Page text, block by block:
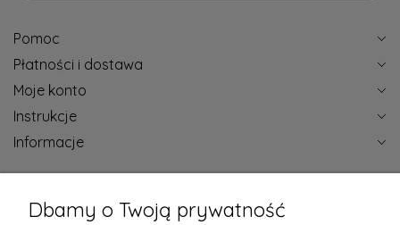
Pomoc
Płatności i dostawa
Moje konto
Instrukcje
Informacje
Dbamy o Twoją prywatność